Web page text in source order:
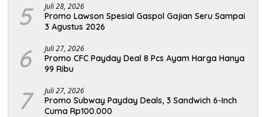
5 Juli 28, 2026
Promo Lawson Spesial Gaspol Gajian Seru Sampai
3 Agustus 2026
6 Juli 27, 2026
Promo CFC Payday Deal 8 Pcs Ayam Harga Hanya
99 Ribu
7 Juli 27, 2026
Promo Subway Payday Deals, 3 Sandwich 6-Inch
Cuma Rp100.000